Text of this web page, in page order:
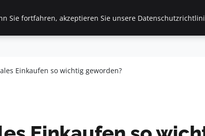
& Immobilien Frauen / Mode General
Einkaufen so wichtig geworden?
Sie fortfahren, akzeptieren Sie unsere